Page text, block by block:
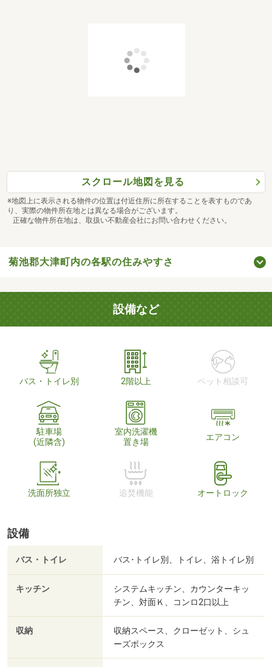
スクロール地図を見る
※地図上に表示される物件の位置は付近住所に所在することを表すものであ
り、実際の物件所在地とは異なる場合がございます。
正確な物件所在地は、取扱い不動産会社にお問い合わせください。
菊池郡大津町内の各駅の住みやすさ
設備など
バス・トイレ別 2階以上 ペット相談可
駐車場
(近隣含)
室内洗濯機
置き場
エアコン
洗面所独立 追焚機能 オートロック
設備
バス・トイレ バス･トイレ別、トイレ、浴トイレ別
キッチン
システムキッチン、カウンターキッ
チン、対面Ｋ、コンロ2口以上
収納
収納スペース、クローゼット、シュ
ーズボックス